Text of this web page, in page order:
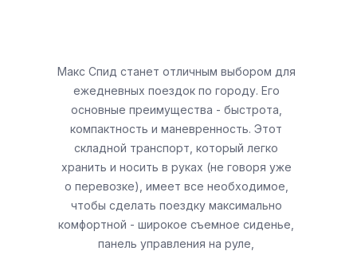
Макс Спид станет отличным выбором для
ежедневных поездок по городу. Его
основные преимущества - быстрота,
компактность и маневренность. Этот
складной транспорт, который легко
хранить и носить в руках (не говоря уже
о перевозке), имеет все необходимое,
чтобы сделать поездку максимально
комфортной - широкое съемное сиденье,
панель управления на руле,